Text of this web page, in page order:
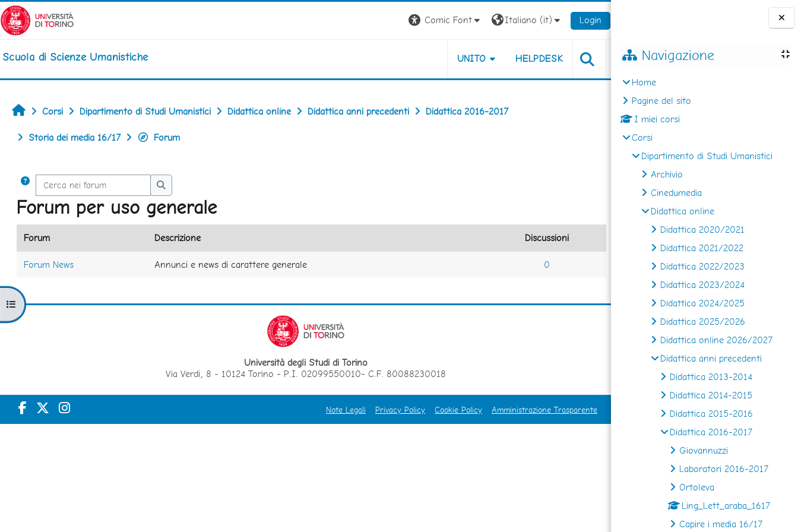
Vai al contenuto principale
Blocchi
Navigazione
Home
Pagine del sito
I miei corsi
Corsi
Dipartimento di Studi Umanistici
Archivio
Cinedumedia
Didattica online
Didattica 2020/2021
Didattica 2021/2022
Didattica 2022/2023
Didattica 2023/2024
Didattica 2024/2025
Didattica 2025/2026
Didattica online 2026/2027
Didattica anni precedenti
Didattica 2013-2014
Didattica 2014-2015
Didattica 2015-2016
Didattica 2016-2017
Giovannuzzi
Laboratori 2016-2017
Ortoleva
Ling_Lett_araba_1617
Capire i media 16/17
Comic Font Italiano ‎(it)‎ Login
Scuola di Scienze Umanistiche UNITO HELPDESK
Apri indice del corso
Home
Corsi Dipartimento di Studi Umanistici Didattica online Didattica anni precedenti Didattica 2016-2017
Storia dei media 16/17 Forum
Cerca nei forum
Cerca nei forum
Forum per uso generale
Forum Descrizione Discussioni
Forum News Annunci e news di carattere generale 0
Università degli Studi di Torino
Via Verdi, 8 - 10124 Torino - P.I. 02099550010- C.F. 80088230018
Note Legali Privacy Policy Cookie Policy Amministrazione Trasparente